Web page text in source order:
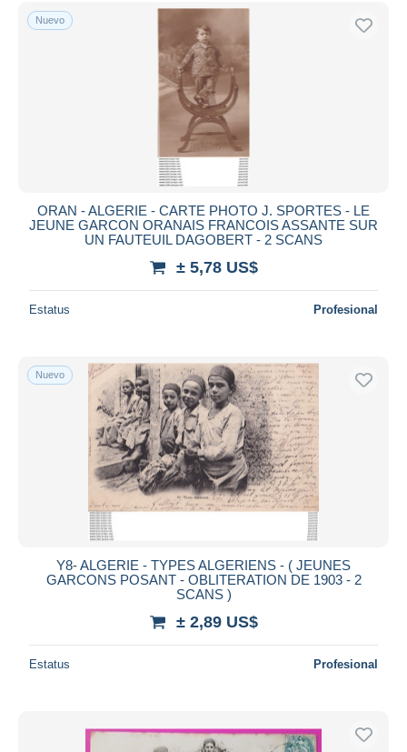
Sólo con descuento
Envío gratis
Transferencia bancaria
Mastercard
Bancontact
iDeal
Maestro
Aplicar
Nuevo
ORAN - ALGERIE - CARTE PHOTO J. SPORTES - LE
JEUNE GARCON ORANAIS FRANCOIS ASSANTE SUR
UN FAUTEUIL DAGOBERT - 2 SCANS
± 5,78 US$
Estatus Profesional
Nuevo
Y8- ALGERIE - TYPES ALGERIENS - ( JEUNES
GARCONS POSANT - OBLITERATION DE 1903 - 2
SCANS )
± 2,89 US$
Estatus Profesional